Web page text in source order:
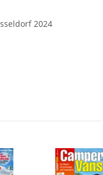
2024